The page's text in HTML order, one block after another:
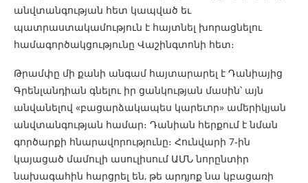
անվտանգության հետ կապված եւ
պատրաստակամություն է հայտնել խորացնելու
համագործակցությունը Վաշինգտոնի հետ։
Թրամփը մի քանի անգամ հայտարարել է Դանիայից
Գրենլանդիան գնելու իր ցանկության մասին՝ այն
անվանելով «բացարձակապես կարեւոր» ամերիկյան
անվտանգության համար։ Դանիան հերքում է նման
գործարքի հնարավորությունը։ Հունվարի 7-ին
կայացած մամուլի ասուլիսում ԱՄՆ նորընտիր
նախագահին հարցրել են, թե արդյոք նա կբացառի